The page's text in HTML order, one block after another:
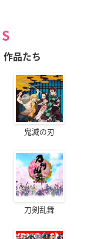
作品たち
鬼滅の刃
刀剣乱舞